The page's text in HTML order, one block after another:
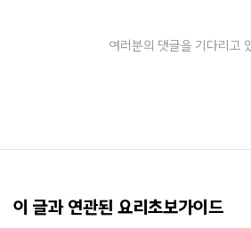
여러분의 댓글을 기다리고
이 글과 연관된 요리초보가이드